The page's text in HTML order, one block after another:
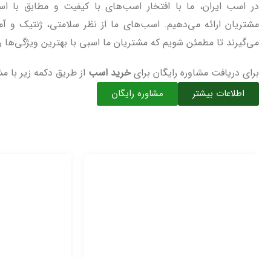
در اسب ایران، ما با افتخار اسب‌های با کیفیت و مطابق با
مشتریان ارائه می‌دهیم. اسب‌های ما از نظر سلامتی، ژنتیک و
می‌گیرند تا مطمئن شویم که مشتریان ما اسبی با بهترین ویژگی‌ها
برای دریافت مشاوره رایگان برایخرید اسب از طریق دکمه زیر با
اطلاعات بیشتر مشاوره رایگان